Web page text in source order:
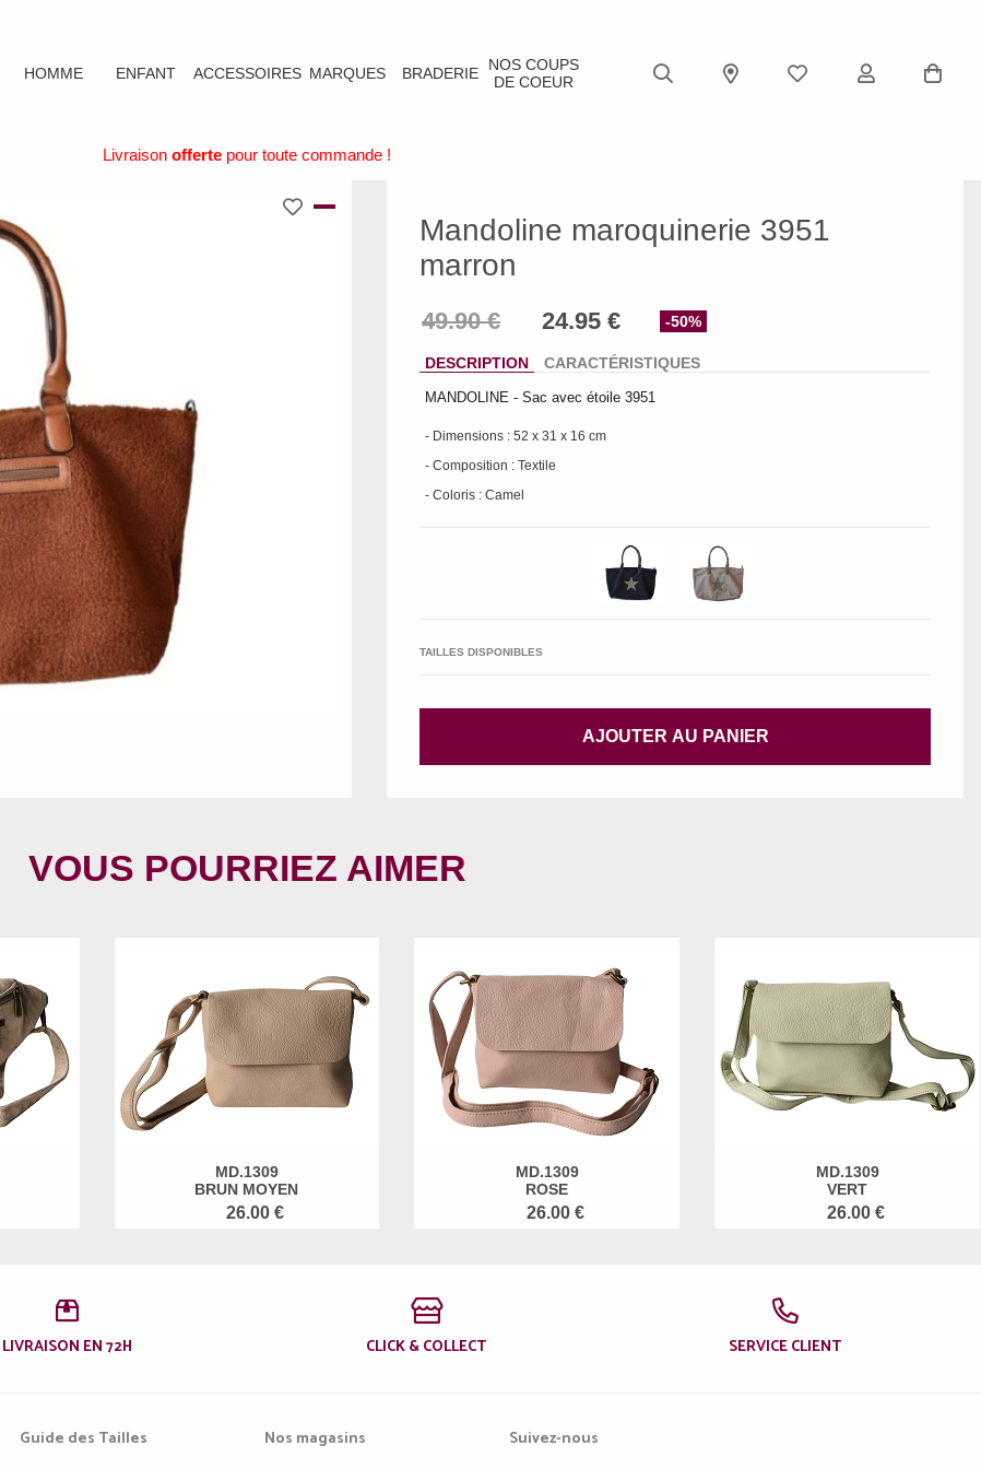
HOMME ENFANT ACCESSOIRES MARQUES BRADERIE
NOS COUPS
DE COEUR
Livraison offerte pour toute commande !
Mandoline maroquinerie 3951
marron
-50%
DESCRIPTION CARACTÉRISTIQUES
MANDOLINE - Sac avec étoile 3951
- Dimensions : 52 x 31 x 16 cm
- Composition : Textile
- Coloris : Camel
TAILLES DISPONIBLES
AJOUTER AU PANIER
VOUS POURRIEZ AIMER
MD.1309
BRUN MOYEN
26.00 €
MD.1309
ROSE
26.00 €
MD.1309
VERT
26.00 €
LIVRAISON EN 72H CLICK & COLLECT SERVICE CLIENT
Guide des Tailles Nos magasins Suivez-nous